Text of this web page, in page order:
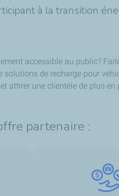
à la transition
accessible au public?
solutions de recharge pour
attirer une clientèle de plus
partenaire :